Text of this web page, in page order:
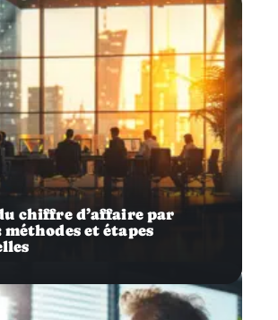
chiffre d’affaire par
méthodes et étapes